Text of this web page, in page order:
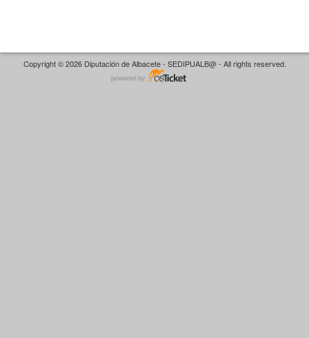
Copyright © 2026 Diputación de Albacete - SEDIPUALB@ - All rights reserved.